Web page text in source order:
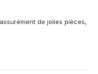
de jolies pièces,